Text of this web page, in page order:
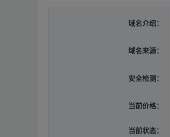
域名介绍：
域名来源：
安全检测：
当前价格：
当前状态：